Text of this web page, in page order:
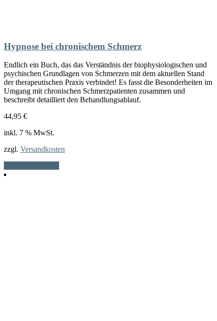
Hypnose bei chronischem Schmerz
Endlich ein Buch, das das Verständnis der biophysiologischen und
psychischen Grundlagen von Schmerzen mit dem aktuellen Stand
der therapeutischen Praxis verbindet! Es fasst die Besonderheiten im
Umgang mit chronischen Schmerzpatienten zusammen und
beschreibt detailliert den Behandlungsablauf.
44,95 €
inkl. 7 % MwSt.
zzgl. Versandkosten